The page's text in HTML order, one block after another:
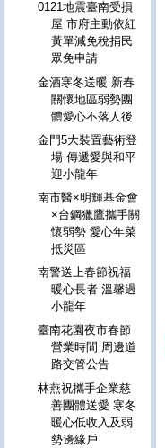
0121地震臺南受損
屋 市府主動依紅
黃單減免稅捐民
眾免申請
金酒寒冬送暖 新春
關懷地區弱勢團
體愛心不落人後
金門5大裝置藝術登
場 傳遞愛與和平
迎小龍年
南市醫×明輝基金會
×台鋼獵鷹攜手關
懷弱勢 愛心年菜
抵災區
南警送上春節祝福
暖心長者 溫馨過
小龍年
臺南花園夜市春節
營業時間 周邊道
路交管公告
林燕祝攜手企業慈
善團體送愛 寒冬
暖心低收入及弱
勢邊緣戶